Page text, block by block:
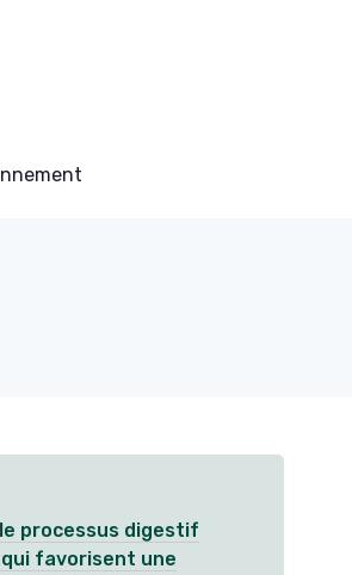
processus digestif
favorisent une